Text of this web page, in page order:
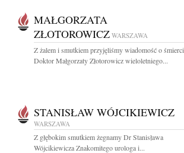
MAŁGORZATA
ZŁOTOROWICZ WARSZAWA
Z żalem i smutkiem przyjęliśmy wiadomość o śmierci
Doktor Małgorzaty Złotorowicz wieloletniego...
STANISŁAW WÓJCIKIEWICZ
WARSZAWA
Z głębokim smutkiem żegnamy Dr Stanisława
Wójcikiewicza Znakomitego urologa i...